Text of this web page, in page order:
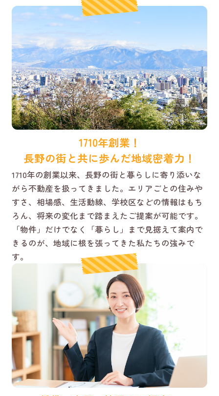
1710年創業！
長野の街と共に歩んだ地域密着力！
1710年の創業以来、長野の街と暮らしに寄り添いな
がら不動産を扱ってきました。エリアごとの住みや
すさ、相場感、生活動線、学校区などの情報はもち
ろん、将来の変化まで踏まえたご提案が可能です。
「物件」だけでなく「暮らし」まで見据えて案内で
きるのが、地域に根を張ってきた私たちの強みで
す。